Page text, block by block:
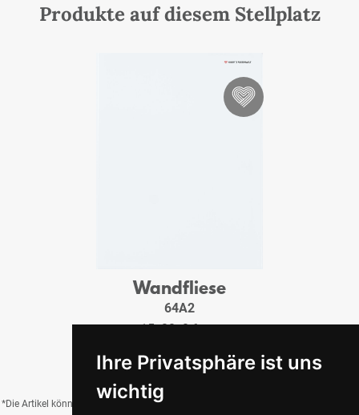
Ihre Privatsphäre ist uns
wichtig
Produkte auf diesem Stellplatz
Wandfliese
64A2
15x20x0,6 cm
*Die Artikel können durch Belichtung, Charge, Brand, Formate und weitere Einflüsse